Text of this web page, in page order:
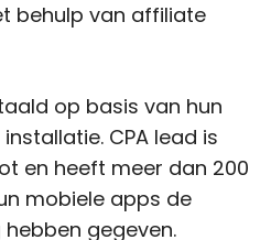
behulp van affiliate
op basis van hun
installatie. CPA lead is
en heeft meer dan 200
mobiele apps de
gegeven.
Japanese